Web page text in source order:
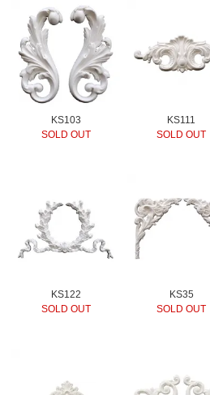
KS103
SOLD OUT
KS111
SOLD OUT
KS122
SOLD OUT
KS35
SOLD OUT